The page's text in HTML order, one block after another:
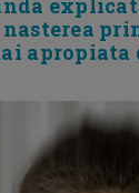
apropiata